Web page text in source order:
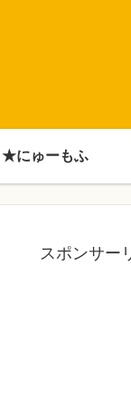
★にゅーもふ
スポンサー